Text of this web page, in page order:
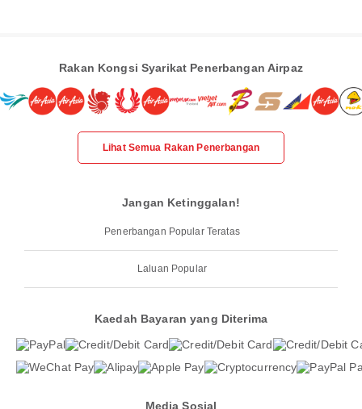
Rakan Kongsi Syarikat Penerbangan Airpaz
Lihat Semua Rakan Penerbangan
Jangan Ketinggalan!
Penerbangan Popular Teratas
Laluan Popular
Kaedah Bayaran yang Diterima
Media Sosial